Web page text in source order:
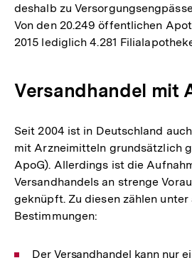
deshalb zu
Von den 20.249 öffentlichen
2015 lediglich 4.281
Versandhandel mit
Seit 2004 ist in Deutschland
mit Arzneimitteln grundsätzlich
ApoG). Allerdings ist die
Versandhandels an strenge
geknüpft. Zu diesen zählen
Bestimmungen:
Der Versandhandel kann nur